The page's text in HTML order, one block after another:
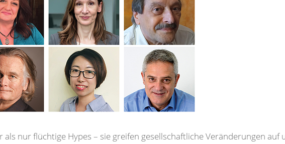
nur flüchtige Hypes – sie greifen gesellschaftliche Veränderungen